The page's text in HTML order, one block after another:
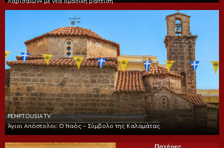
PEMPTOUSIA TV
Άγιοι Απόστολοι: Ο Ναός – Σύμβολο της Καλαμάτας